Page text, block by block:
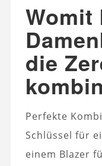
Womit
die
Perfekte
Schlüssel für
einem Blazer